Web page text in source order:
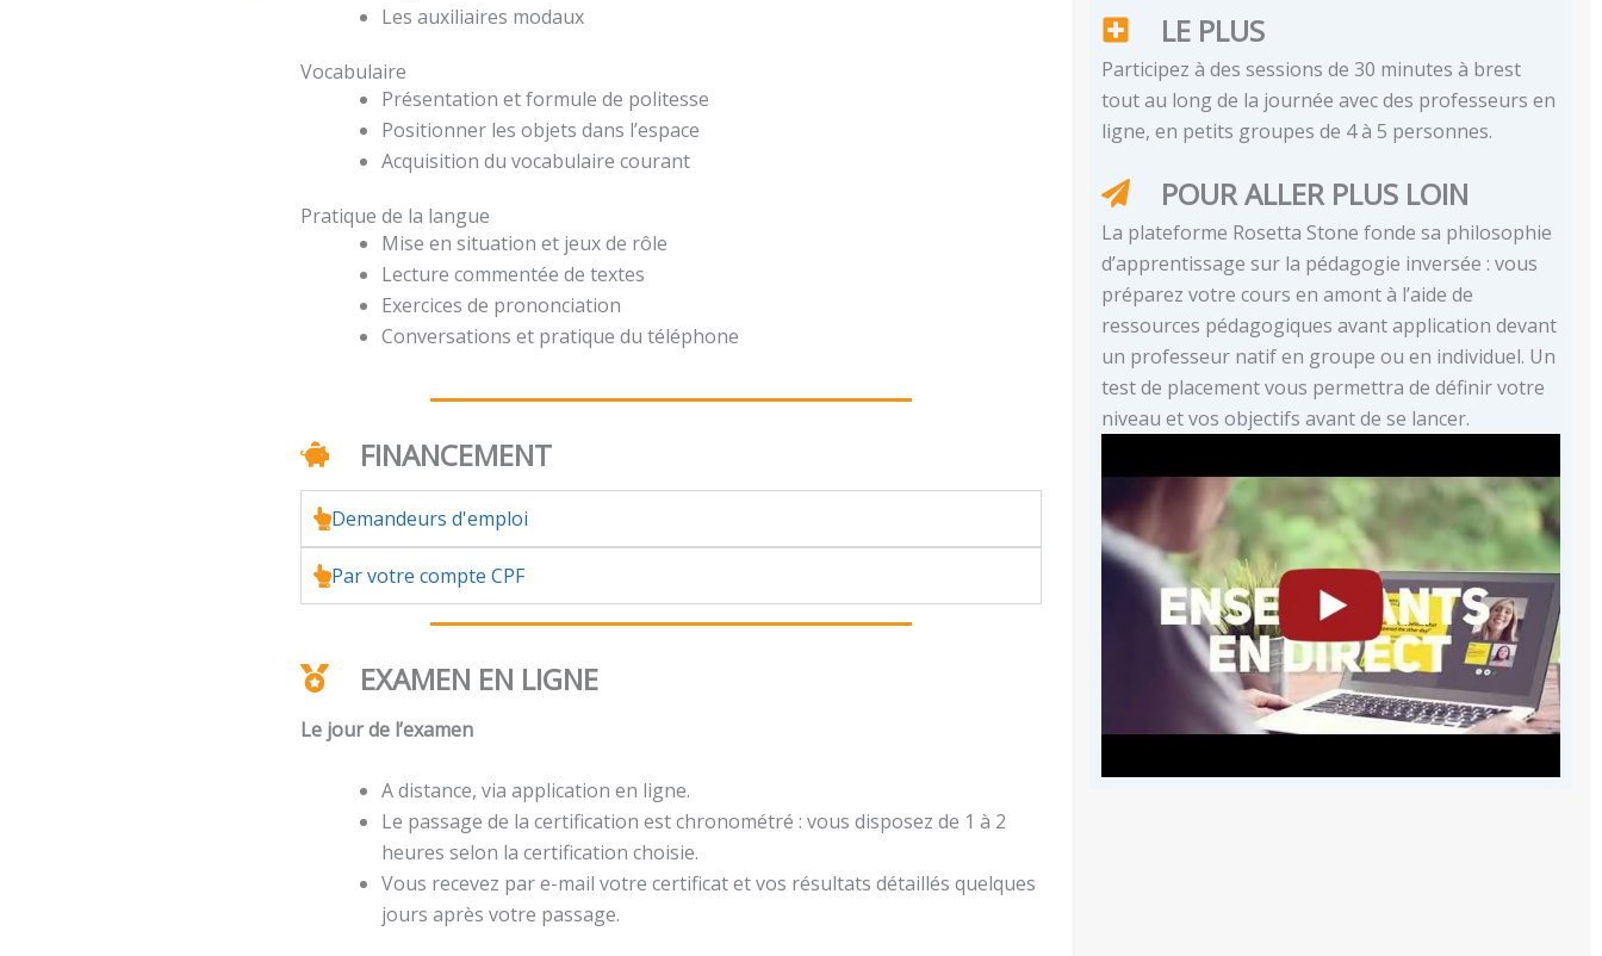
Les auxiliaires modaux
Vocabulaire
Présentation et formule de politesse
Positionner les objets dans l’espace
Acquisition du vocabulaire courant
Pratique de la langue
Mise en situation et jeux de rôle
Lecture commentée de textes
Exercices de prononciation
Conversations et pratique du téléphone
FINANCEMENT
Demandeurs d'emploi
Par votre compte CPF
EXAMEN EN LIGNE
Le jour de l’examen
A distance, via application en ligne.
Le passage de la certification est chronométré : vous disposez de 1 à 2
heures selon la certification choisie.
Vous recevez par e-mail votre certificat et vos résultats détaillés quelques
jours après votre passage.
LE PLUS
Participez à des sessions de 30 minutes à brest
tout au long de la journée avec des professeurs en
ligne, en petits groupes de 4 à 5 personnes.
POUR ALLER PLUS LOIN
La plateforme Rosetta Stone fonde sa philosophie
d’apprentissage sur la pédagogie inversée : vous
préparez votre cours en amont à l’aide de
ressources pédagogiques avant application devant
un professeur natif en groupe ou en individuel. Un
test de placement vous permettra de définir votre
niveau et vos objectifs avant de se lancer.